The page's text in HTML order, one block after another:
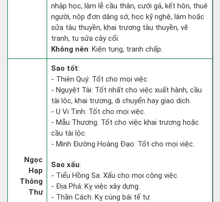
nhập học, làm lễ cầu thân, cưới gả, kết hôn, thuê
người, nộp đơn dâng sớ, học kỹ nghệ, làm hoặc
sửa tàu thuyền, khai trương tàu thuyền, vẽ
tranh, tu sửa cây cối.
Không nên: Kiện tụng, tranh chấp.
Ngọc
Hạp
Thông
Thư
Sao tốt:
- Thiên Quý: Tốt cho mọi việc.
- Nguyệt Tài: Tốt nhất cho việc xuất hành, cầu
tài lộc, khai trương, di chuyển hay giao dịch.
- U Vi Tinh: Tốt cho mọi việc.
- Mẫu Thương: Tốt cho việc khai trương hoặc
cầu tài lộc.
- Minh Đường Hoàng Đạo: Tốt cho mọi việc.
Sao xấu:
- Tiểu Hồng Sa: Xấu cho mọi công việc.
- Địa Phá: Kỵ việc xây dựng.
- Thần Cách: Kỵ cúng bái tế tự.